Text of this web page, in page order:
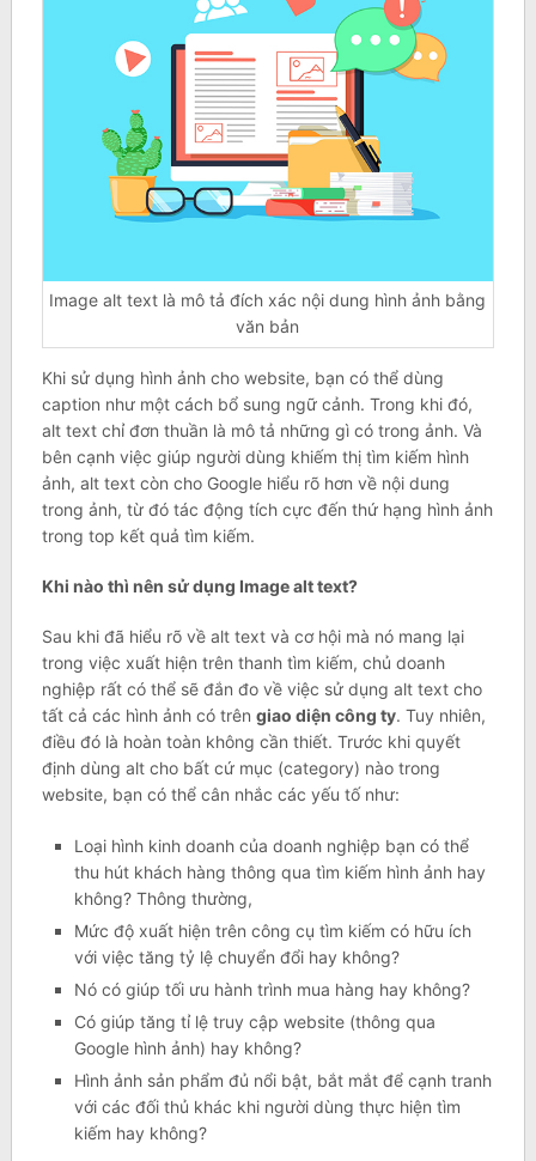
Image alt text là mô tả đích xác nội dung hình ảnh bằng
văn bản
Khi sử dụng hình ảnh cho website, bạn có thể dùng
caption như một cách bổ sung ngữ cảnh. Trong khi đó,
alt text chỉ đơn thuần là mô tả những gì có trong ảnh. Và
bên cạnh việc giúp người dùng khiếm thị tìm kiếm hình
ảnh, alt text còn cho Google hiểu rõ hơn về nội dung
trong ảnh, từ đó tác động tích cực đến thứ hạng hình ảnh
trong top kết quả tìm kiếm.
Khi nào thì nên sử dụng Image alt text?
Sau khi đã hiểu rõ về alt text và cơ hội mà nó mang lại
trong việc xuất hiện trên thanh tìm kiếm, chủ doanh
nghiệp rất có thể sẽ đắn đo về việc sử dụng alt text cho
tất cả các hình ảnh có trên giao diện công ty. Tuy nhiên,
điều đó là hoàn toàn không cần thiết. Trước khi quyết
định dùng alt cho bất cứ mục (category) nào trong
website, bạn có thể cân nhắc các yếu tố như:
Loại hình kinh doanh của doanh nghiệp bạn có thể
thu hút khách hàng thông qua tìm kiếm hình ảnh hay
không? Thông thường,
Mức độ xuất hiện trên công cụ tìm kiếm có hữu ích
với việc tăng tỷ lệ chuyển đổi hay không?
Nó có giúp tối ưu hành trình mua hàng hay không?
Có giúp tăng tỉ lệ truy cập website (thông qua
Google hình ảnh) hay không?
Hình ảnh sản phẩm đủ nổi bật, bắt mắt để cạnh tranh
với các đối thủ khác khi người dùng thực hiện tìm
kiếm hay không?